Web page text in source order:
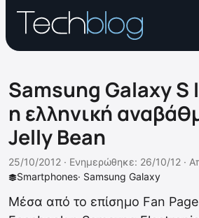
Samsung Galaxy S
η ελληνική
Jelly Bean
Smartphones· Samsung Galaxy
25/10/2012 · Ενημερώθηκε: 26/10/12 ·
Μέσα από το επίσημο Fan Page